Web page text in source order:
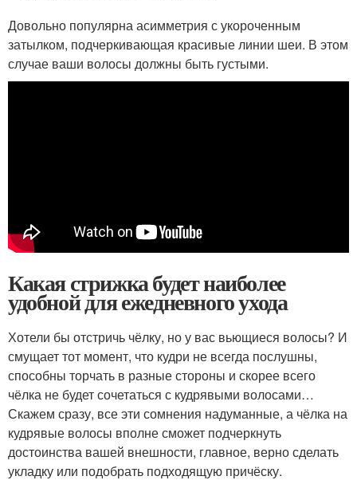
Довольно популярна асимметрия с укороченным
затылком, подчеркивающая красивые линии шеи. В этом
случае ваши волосы должны быть густыми.
Какая стрижка будет наиболее
удобной для ежедневного ухода
Хотели бы отстричь чёлку, но у вас вьющиеся волосы? И
смущает тот момент, что кудри не всегда послушны,
способны торчать в разные стороны и скорее всего
чёлка не будет сочетаться с кудрявыми волосами…
Скажем сразу, все эти сомнения надуманные, а чёлка на
кудрявые волосы вполне сможет подчеркнуть
достоинства вашей внешности, главное, верно сделать
укладку или подобрать подходящую причёску.